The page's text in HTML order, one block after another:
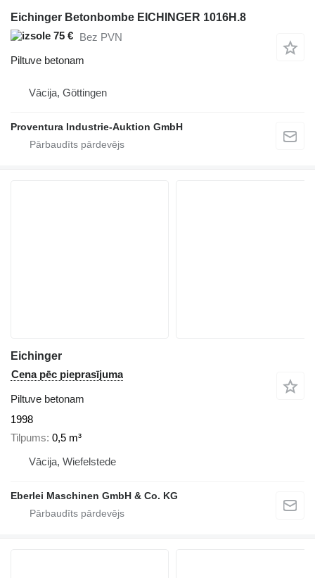
Eichinger Betonbombe EICHINGER 1016H.8
75 € Bez PVN
Piltuve betonam
Vācija, Göttingen
Proventura Industrie-Auktion GmbH
Eichinger
Cena pēc pieprasījuma
Piltuve betonam
1998
Tilpums 0,5 m³
Vācija, Wiefelstede
Eberlei Maschinen GmbH & Co. KG